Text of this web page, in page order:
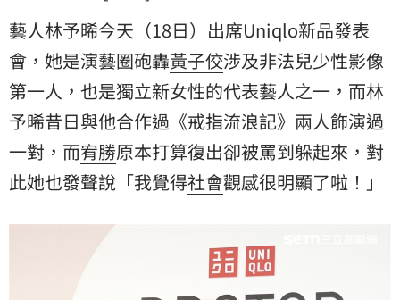
藝人林予晞今天（18日）出席Uniqlo新品發表
會，她是演藝圈砲轟黃子佼涉及非法兒少性影像
第一人，也是獨立新女性的代表藝人之一，而林
予晞昔日與他合作過《戒指流浪記》兩人飾演過
一對，而宥勝原本打算復出卻被罵到躲起來，對
此她也發聲說「我覺得社會觀感很明顯了啦！」